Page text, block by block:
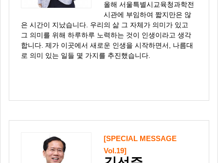
올해 서울특별시교육청과학전
시관에 부임하여 짧지만은 않
은 시간이 지났습니다. 우리의 삶 그 자체가 의미가 있고
그 의미를 위해 하루하루 노력하는 것이 인생이라고 생각
합니다. 제가 이곳에서 새로운 인생을 시작하면서, 나름대
로 의미 있는 일들 몇 가지를 추진했습니다.
[SPECIAL MESSAGE
Vol.19]